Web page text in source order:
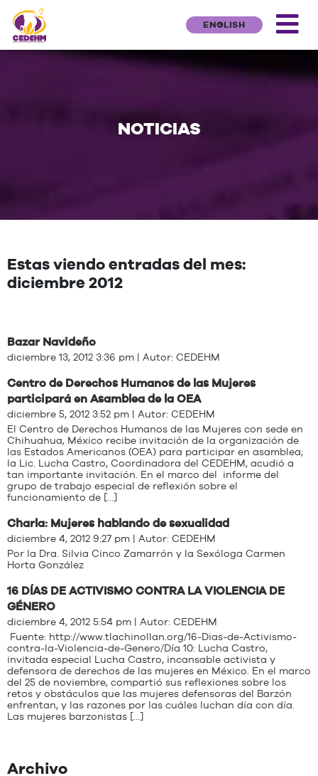
ENGLISH
NOTICIAS
Estas viendo entradas del mes:
diciembre 2012
Bazar Navideño
diciembre 13, 2012 3:36 pm | Autor: CEDEHM
Centro de Derechos Humanos de las Mujeres
participará en Asamblea de la OEA
diciembre 5, 2012 3:52 pm | Autor: CEDEHM
El Centro de Derechos Humanos de las Mujeres con sede en
Chihuahua, México recibe invitación de la organización de
las Estados Americanos (OEA) para participar en asamblea;
la Lic. Lucha Castro, Coordinadora del CEDEHM, acudió a
tan importante invitación. En el marco del informe del
grupo de trabajo especial de reflexión sobre el
funcionamiento de […]
Charla: Mujeres hablando de sexualidad
diciembre 4, 2012 9:27 pm | Autor: CEDEHM
Por la Dra. Silvia Cinco Zamarrón y la Sexóloga Carmen
Horta González
16 DÍAS DE ACTIVISMO CONTRA LA VIOLENCIA DE
GÉNERO
diciembre 4, 2012 5:54 pm | Autor: CEDEHM
Fuente: http://www.tlachinollan.org/16-Dias-de-Activismo-
contra-la-Violencia-de-Genero/Día 10: Lucha Castro,
invitada especial Lucha Castro, incansable activista y
defensora de derechos de las mujeres en México. En el marco
del 25 de noviembre, compartió sus reflexiones sobre los
retos y obstáculos que las mujeres defensoras del Barzón
enfrentan, y las razones por las cuáles luchan día con día.
Las mujeres barzonistas […]
Archivo